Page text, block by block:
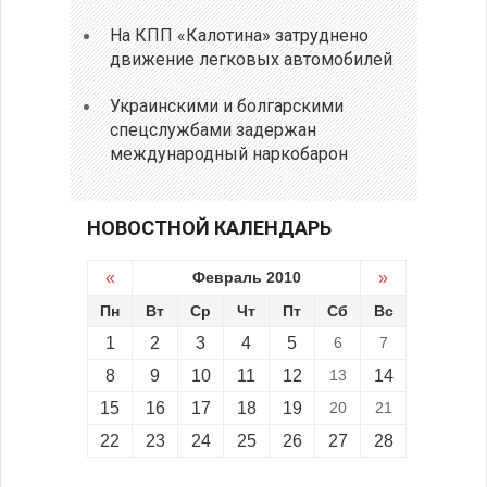
На КПП «Калотина» затруднено
движение легковых автомобилей
Украинскими и болгарскими
спецслужбами задержан
международный наркобарон
НОВОСТНОЙ КАЛЕНДАРЬ
« Февраль 2010 »
Пн Вт Ср Чт Пт Сб Вс
1 2 3 4 5 6 7
8 9 10 11 12 13
14
15
16 17 18 19 20 21
22 23 24 25 26 27 28